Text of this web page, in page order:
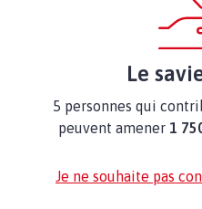
Le
5 personnes qui
peuvent amener 1
Je ne souhaite pas